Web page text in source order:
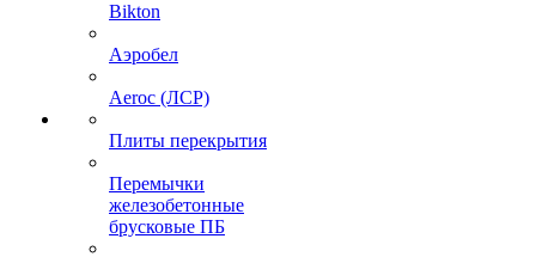
Bikton
Аэробел
Aeroc (ЛСР)
Плиты перекрытия
Перемычки
железобетонные
брусковые ПБ